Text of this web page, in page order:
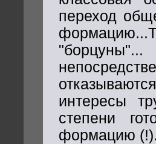
переход
интересы
степени
формацию